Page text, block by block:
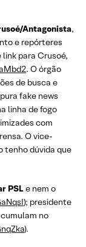
Antagonista,
e repórteres
link para Crusoé,
. O órgão
de busca e
fake news
linha de fogo
com
O vice-
tenho dúvida que
PSLe nem o
); presidente
no
).